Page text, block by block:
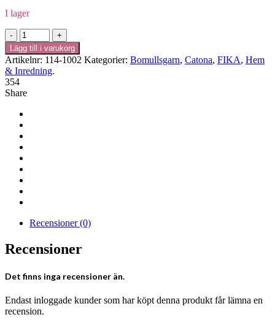
I lager
Mönster
-
Virkad
filt
Heartbeat
Ripple
mängd
Lägg till i varukorg
Artikelnr: 114-1002 Kategorier: Bomullsgarn, Catona, FIKA, Hem
& Inredning.
354
Share
Recensioner (0)
Recensioner
Det finns inga recensioner än.
Endast inloggade kunder som har köpt denna produkt får lämna en
recension.